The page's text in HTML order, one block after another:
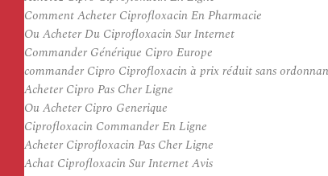
Comment Acheter Ciprofloxacin En Pharmacie
Ou Acheter Du Ciprofloxacin Sur Internet
Commander Générique Cipro Europe
commander Cipro Ciprofloxacin à prix réduit sans
Acheter Cipro Pas Cher Ligne
Ou Acheter Cipro Generique
Ciprofloxacin Commander En Ligne
Acheter Ciprofloxacin Pas Cher Ligne
Achat Ciprofloxacin Sur Internet Avis